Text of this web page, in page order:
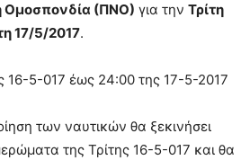
Ομοσπονδία (ΠΝΟ) για την Τρίτη
17/5/2017.
16-5-017 έως 24:00 της 17-5-2017
των ναυτικών θα ξεκινήσει
της Τρίτης 16-5-017 και θα